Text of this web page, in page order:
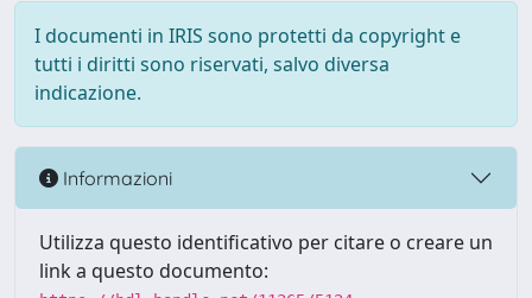
I documenti in IRIS sono protetti da copyright e
tutti i diritti sono riservati, salvo diversa
indicazione.
Informazioni
Utilizza questo identificativo per citare o creare un
link a questo documento: